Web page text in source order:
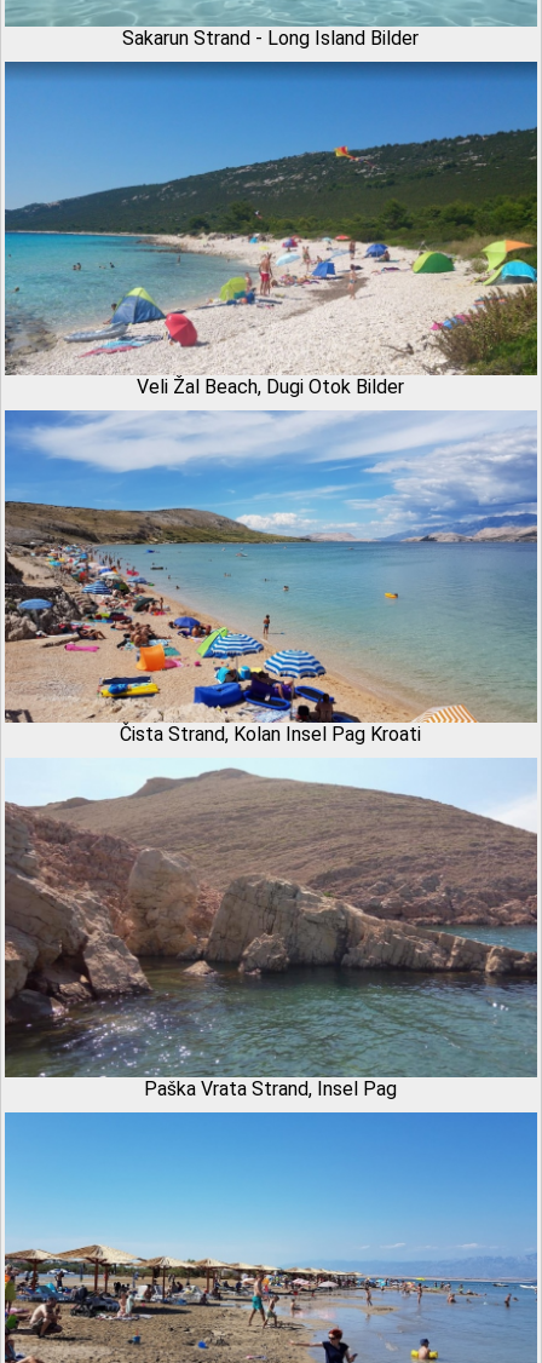
Sakarun Strand - Long Island Bilder
Veli Žal Beach, Dugi Otok Bilder
Čista Strand, Kolan Insel Pag Kroati
Paška Vrata Strand, Insel Pag